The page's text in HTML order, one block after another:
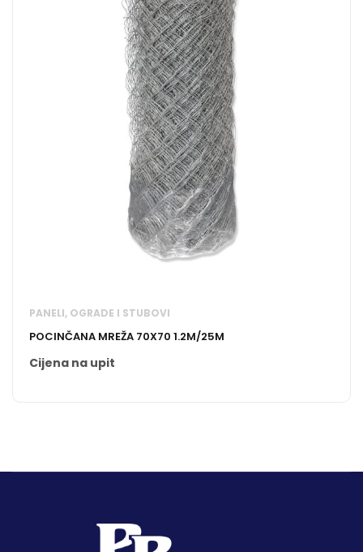
PANELI, OGRADE I STUBOVI
POCINČANA MREŽA 70X70 1.2M/25M
Cijena na upit